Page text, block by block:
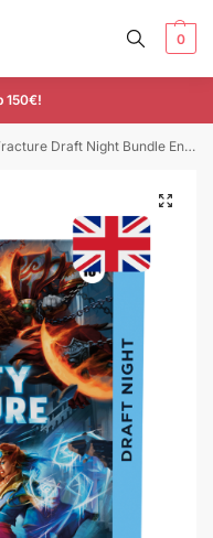
0
150€!
Draft Night Bundle Englisch